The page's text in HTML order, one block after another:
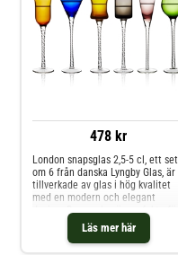
478 kr
Läs mer här
London snapsglas 2,5-5 cl, ett set
om 6 från danska Lyngby Glas, är
tillverkade av glas i hög kvalitet
med en modern och elegant
design. Dessa glas är perfekta för
att servera snaps och andra
smakfulla shotar vid festliga
tillfällen. Ge dina tillställningar en